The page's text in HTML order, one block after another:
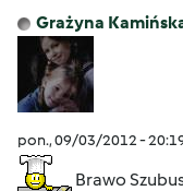
Grażyna
pon., 09/03/2012 -
Brawo